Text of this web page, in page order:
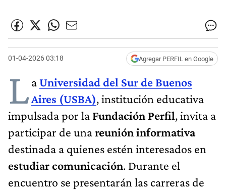
01-04-2026 03:18 Agregar PERFIL en Google
LaUniversidad del Sur de Buenos
Aires (USBA), institución educativa
impulsada por la Fundación Perfil, invita a
participar de unareunión informativa
destinada a quienes estén interesados en
estudiar comunicación. Durante el
encuentro se presentarán las carreras de